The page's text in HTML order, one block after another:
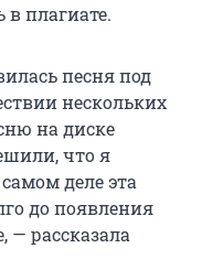
плагиате.
песня под
нескольких
на диске
что я
деле эта
до появления
— рассказала